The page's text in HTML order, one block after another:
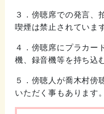
３．傍聴席での発言、
喫煙は禁止されています
４．傍聴席にプラカー
機、録音機等を持ち込
５．傍聴人が喬木村傍
いただく事もあります。